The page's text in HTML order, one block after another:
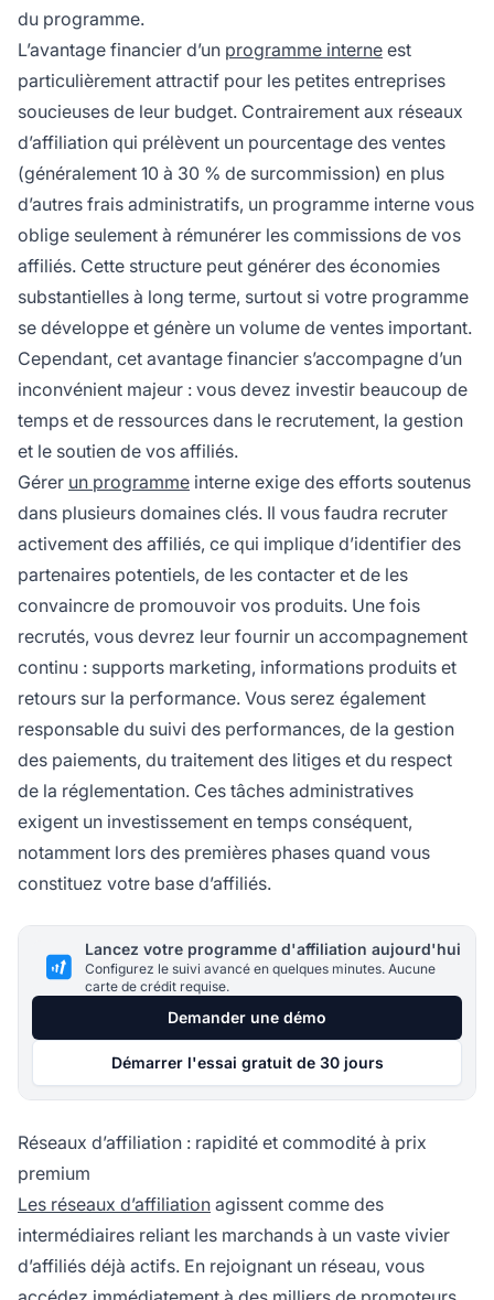
du programme.
L’avantage financier d’un programme interne est
particulièrement attractif pour les petites entreprises
soucieuses de leur budget. Contrairement aux réseaux
d’affiliation qui prélèvent un pourcentage des ventes
(généralement 10 à 30 % de surcommission) en plus
d’autres frais administratifs, un programme interne vous
oblige seulement à rémunérer les commissions de vos
affiliés. Cette structure peut générer des économies
substantielles à long terme, surtout si votre programme
se développe et génère un volume de ventes important.
Cependant, cet avantage financier s’accompagne d’un
inconvénient majeur : vous devez investir beaucoup de
temps et de ressources dans le recrutement, la gestion
et le soutien de vos affiliés.
Gérer un programme interne exige des efforts soutenus
dans plusieurs domaines clés. Il vous faudra recruter
activement des affiliés, ce qui implique d’identifier des
partenaires potentiels, de les contacter et de les
convaincre de promouvoir vos produits. Une fois
recrutés, vous devrez leur fournir un accompagnement
continu : supports marketing, informations produits et
retours sur la performance. Vous serez également
responsable du suivi des performances, de la gestion
des paiements, du traitement des litiges et du respect
de la réglementation. Ces tâches administratives
exigent un investissement en temps conséquent,
notamment lors des premières phases quand vous
constituez votre base d’affiliés.
Lancez votre programme d'affiliation aujourd'hui
Configurez le suivi avancé en quelques minutes. Aucune
carte de crédit requise.
Demander une démo
Démarrer l'essai gratuit de 30 jours
Réseaux d’affiliation : rapidité et commodité à prix
premium
Les réseaux d’affiliation agissent comme des
intermédiaires reliant les marchands à un vaste vivier
d’affiliés déjà actifs. En rejoignant un réseau, vous